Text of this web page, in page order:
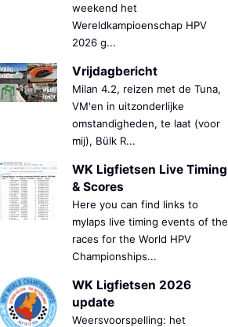
weekend het
Wereldkampioenschap HPV
2026 g...
Vrijdagbericht
Milan 4.2, reizen met de Tuna,
VM'en in uitzonderlijke
omstandigheden, te laat (voor
mij), Bülk R...
WK Ligfietsen Live Timing
& Scores
Here you can find links to
mylaps live timing events of the
races for the World HPV
Championships...
WK Ligfietsen 2026
update
Weersvoorspelling: het